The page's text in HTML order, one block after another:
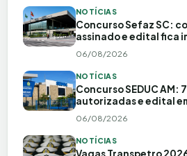
NOTÍCIAS
Concurso Sefaz SC:
assinado e edital fica
06/08/2026
NOTÍCIAS
Concurso SEDUC AM:
autorizadas e edital
06/08/2026
NOTÍCIAS
Vagas Transpetro